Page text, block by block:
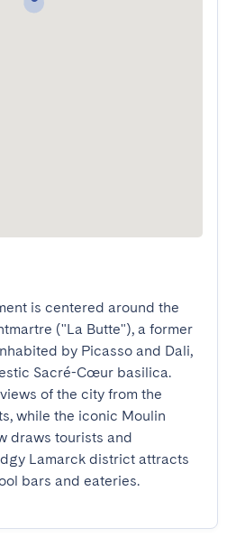
is centered around the
("La Butte"), a former
by Picasso and Dali,
Sacré-Cœur basilica.
of the city from the
while the iconic Moulin
draws tourists and
Lamarck district attracts
bars and eateries.